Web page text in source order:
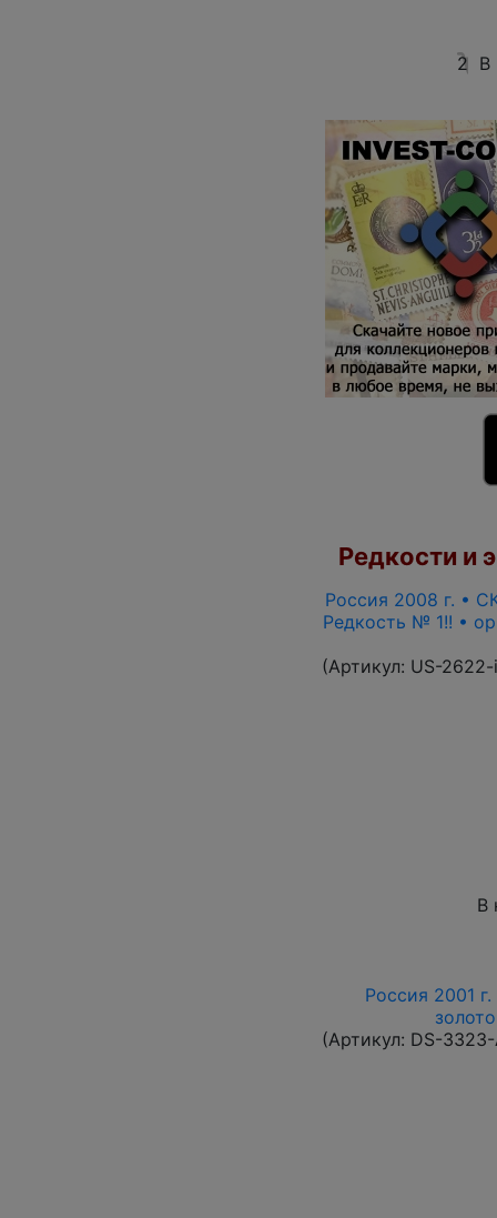
2 В
Редкости и
Россия 2008 г. •
Редкость № 1!! •
(Артикул: US-
В
Россия 2001
(Артикул: DS-